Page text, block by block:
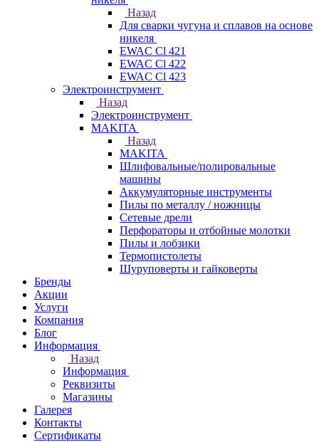
Назад
Для сварки чугуна и сплавов на основе
никеля
EWAC Cl 421
EWAC Cl 422
EWAC Cl 423
Электроинструмент
Назад
Электроинструмент
МAKITA
Назад
МAKITA
Шлифовальные/полировальные
машины
Аккумуляторные инструменты
Пилы по металлу / ножницы
Сетевые дрели
Перфораторы и отбойные молотки
Пилы и лобзики
Термопистолеты
Шуруповерты и гайковерты
Бренды
Акции
Услуги
Компания
Блог
Информация
Назад
Информация
Реквизиты
Магазины
Галерея
Контакты
Сертификаты